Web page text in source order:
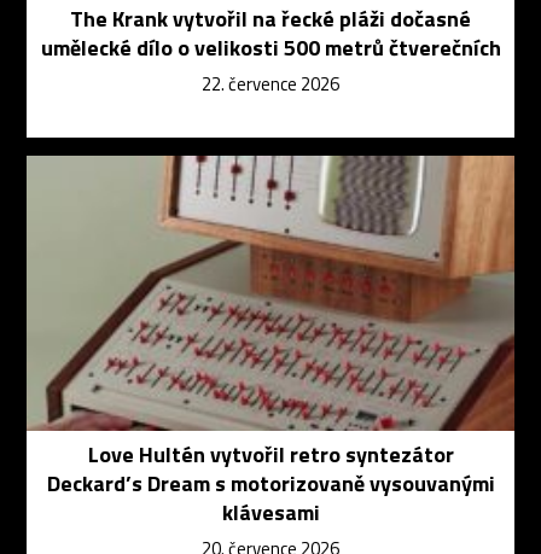
The Krank vytvořil na řecké pláži dočasné
umělecké dílo o velikosti 500 metrů čtverečních
22. července 2026
Love Hultén vytvořil retro syntezátor
Deckard’s Dream s motorizovaně vysouvanými
klávesami
20. července 2026